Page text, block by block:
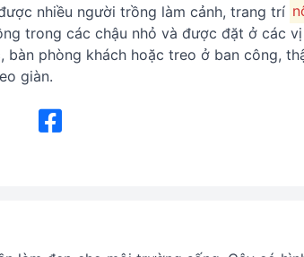
nhiều người trồng làm cảnh, trang trí
trong các chậu nhỏ và được đặt ở các
bàn phòng khách hoặc treo ở ban công,
giàn.